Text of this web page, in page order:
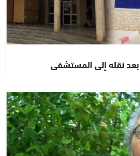
نقله إلى المستشفى